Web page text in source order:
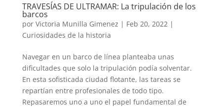
TRAVESÍAS DE ULTRAMAR: La tripulación de los
barcos
por Victoria Munilla Gimenez | Feb 20, 2022 |
Curiosidades de la historia
Navegar en un barco de línea planteaba unas
dificultades que solo la tripulación podía solventar.
En esta sofisticada ciudad flotante, las tareas se
repartían entre profesionales de todo tipo.
Repasaremos uno a uno el papel fundamental de